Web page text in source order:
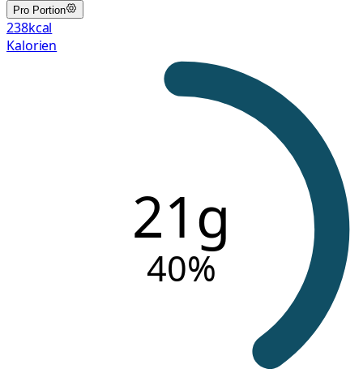
Pro Portion
238kcal
Kalorien
21g
40%